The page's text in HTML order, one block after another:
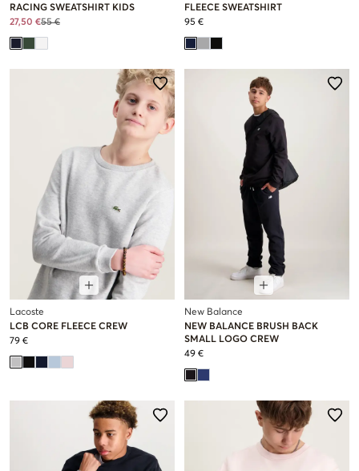
RACING SWEATSHIRT KIDS
27,50 €55 €
FLEECE SWEATSHIRT
95 €
Lacoste
LCB CORE FLEECE CREW
79 €
New Balance
NEW BALANCE BRUSH BACK
SMALL LOGO CREW
49 €